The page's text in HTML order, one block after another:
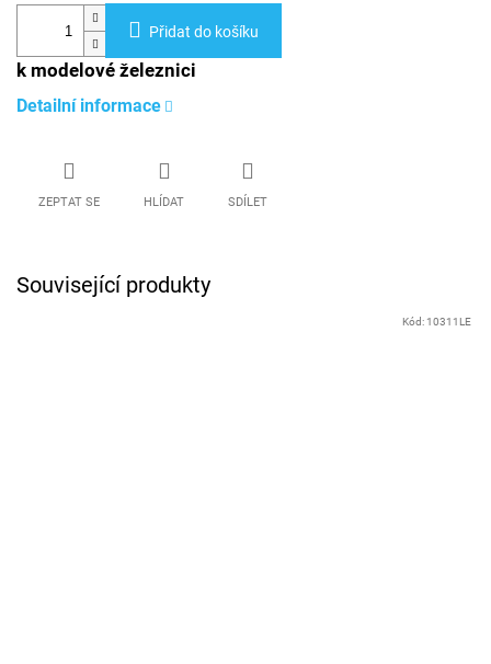
Přidat do košíku
k modelové železnici
Detailní informace
ZEPTAT SE HLÍDAT SDÍLET
Související produkty
Kód: 10311LE